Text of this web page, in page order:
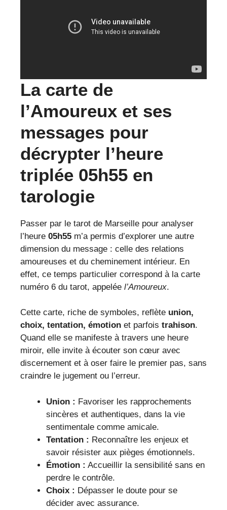
La carte de
l’Amoureux et ses
messages pour
décrypter l’heure
triplée 05h55 en
tarologie
Passer par le tarot de Marseille pour analyser
l’heure 05h55 m’a permis d’explorer une autre
dimension du message : celle des relations
amoureuses et du cheminement intérieur. En
effet, ce temps particulier correspond à la carte
numéro 6 du tarot, appelée l’Amoureux.
Cette carte, riche de symboles, reflète union,
choix, tentation, émotion et parfois trahison.
Quand elle se manifeste à travers une heure
miroir, elle invite à écouter son cœur avec
discernement et à oser faire le premier pas, sans
craindre le jugement ou l’erreur.
Union : Favoriser les rapprochements
sincères et authentiques, dans la vie
sentimentale comme amicale.
Tentation : Reconnaître les enjeux et
savoir résister aux pièges émotionnels.
Émotion : Accueillir la sensibilité sans en
perdre le contrôle.
Choix : Dépasser le doute pour se
décider avec assurance.